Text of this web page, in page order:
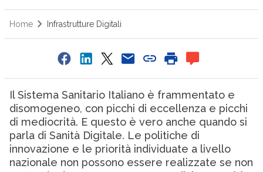
Home Infrastrutture Digitali
Il Sistema Sanitario Italiano è frammentato e
disomogeneo, con picchi di eccellenza e picchi
di mediocrità. E questo è vero anche quando si
parla di Sanità Digitale. Le politiche di
innovazione e le priorità individuate a livello
nazionale non possono essere realizzate se non